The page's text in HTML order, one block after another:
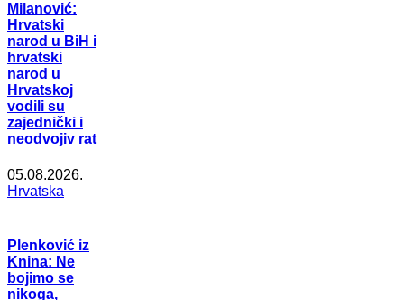
Milanović:
Hrvatski
narod u BiH i
hrvatski
narod u
Hrvatskoj
vodili su
zajednički i
neodvojiv rat
05.08.2026.
Hrvatska
Plenković iz
Knina: Ne
bojimo se
nikoga,